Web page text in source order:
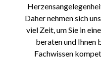
Daher nehmen sich
viel Zeit, um Sie in
beraten und Ihnen
Fachwissen